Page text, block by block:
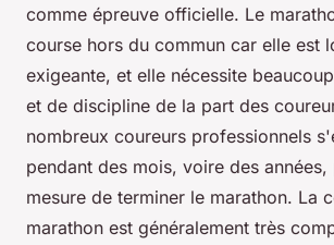
comme épreuve officielle. Le
course hors du commun car elle est
exigeante, et elle nécessite
et de discipline de la part des
nombreux coureurs professionnels
pendant des mois, voire des
mesure de terminer le marathon. La
marathon est généralement très